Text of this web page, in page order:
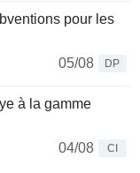
pour les
05/08
DP
à la gamme
04/08
CI